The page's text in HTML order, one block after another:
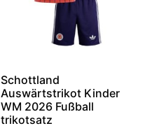
Schottland
Auswärtstrikot Kinder
WM 2026 Fußball
trikotsatz